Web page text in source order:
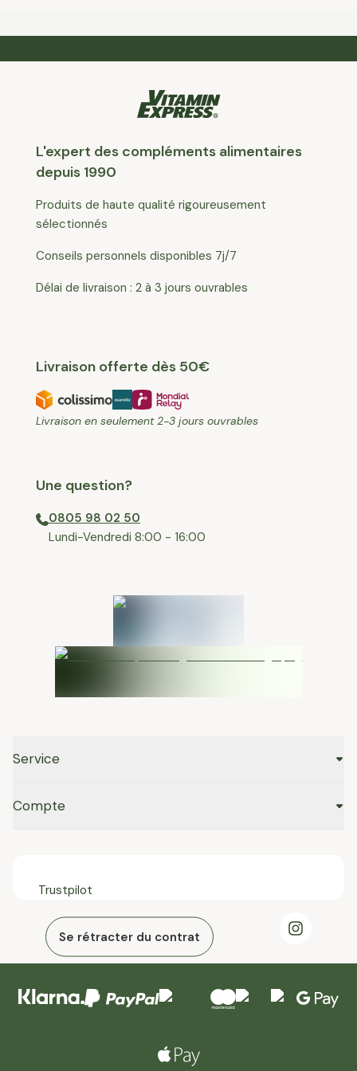
L'expert des compléments alimentaires
depuis 1990
Produits de haute qualité rigoureusement
sélectionnés
Conseils personnels disponibles 7j/7
Délai de livraison : 2 à 3 jours ouvrables
Livraison offerte dès 50€
Livraison en seulement 2-3 jours ouvrables
Une question?
0805 98 02 50
⁠Lundi-Vendredi 8:00 - 16:00
Service
Compte
Trustpilot
Se rétracter du contrat